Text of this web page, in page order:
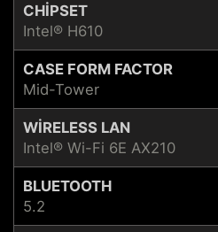
CHIPSET
Intel® H610
CASE FORM FACTOR
Mid-Tower
WIRELESS LAN
Intel® Wi-Fi 6E AX210
BLUETOOTH
5.2